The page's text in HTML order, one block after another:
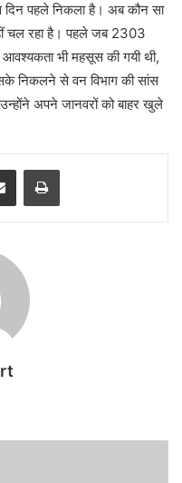
पहले निकला है। अब कौन सा
चल रहा है। पहले जब 2303
भी महसूस की गयी थी,
निकलने से वन विभाग की सांस
अपने जानवरों को बाहर खुले
Share via Email Print